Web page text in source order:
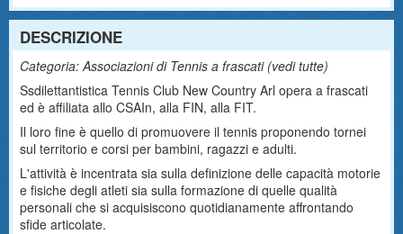
DESCRIZIONE
Categoria: Associazioni di Tennis a frascati (vedi tutte)
Ssdilettantistica Tennis Club New Country Arl opera a frascati
ed è affiliata allo CSAIn, alla FIN, alla FIT.
Il loro fine è quello di promuovere il tennis proponendo tornei
sul territorio e corsi per bambini, ragazzi e adulti.
L'attività è incentrata sia sulla definizione delle capacità motorie
e fisiche degli atleti sia sulla formazione di quelle qualità
personali che si acquisiscono quotidianamente affrontando
sfide articolate.